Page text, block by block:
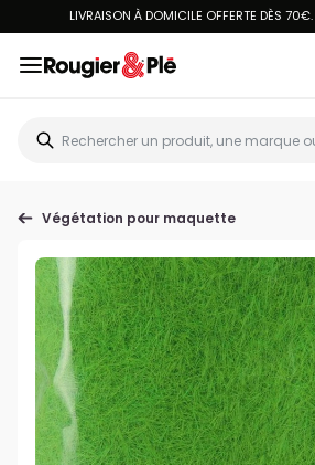
LIVRAISON À DOMICILE OFFERTE DÈS 70€.
Végétation pour maquette